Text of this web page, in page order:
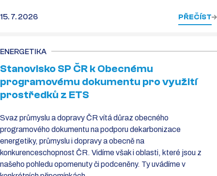
15. 7. 2026 PŘEČÍST
ENERGETIKA
Stanovisko SP ČR k Obecnému
programovému dokumentu pro využití
prostředků z ETS
Svaz průmyslu a dopravy ČR vítá důraz obecného
programového dokumentu na podporu dekarbonizace
energetiky, průmyslu i dopravy a obecně na
konkurenceschopnost ČR. Vidíme však i oblasti, které jsou z
našeho pohledu opomenuty či podceněny. Ty uvádíme v